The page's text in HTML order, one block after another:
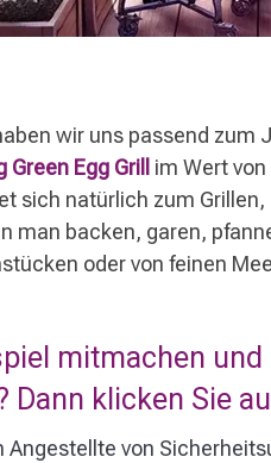
wir uns passend
Green Egg Grill im Wert von
sich natürlich zum
man backen, garen,
oder von feinen
mitmachen
Dann klicken Sie
von